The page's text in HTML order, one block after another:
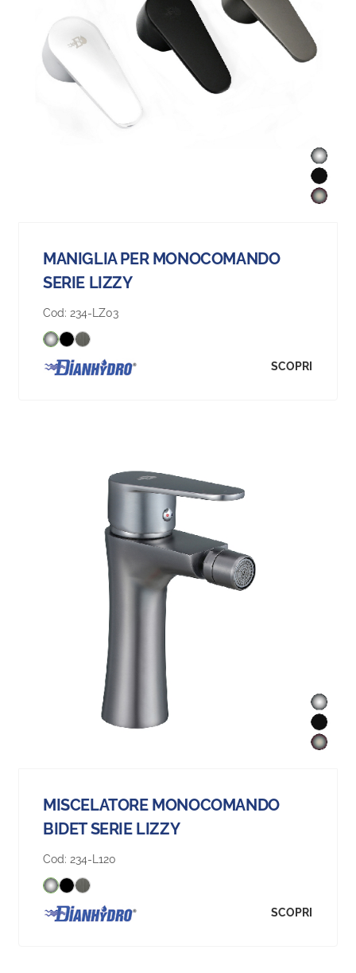
MANIGLIA PER MONOCOMANDO
SERIE LIZZY
Cod: 234-LZ03
SCOPRI
MISCELATORE MONOCOMANDO
BIDET SERIE LIZZY
Cod: 234-L120
SCOPRI